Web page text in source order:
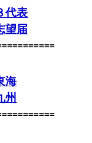
代表
望届
海
州